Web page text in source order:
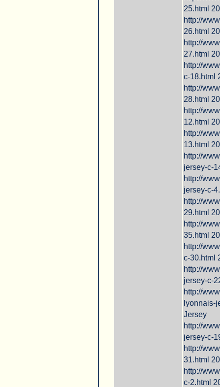
25.html
http://
26.html
http://
27.html
http://
c-18.html
http://
28.html
http://
12.html
http://
13.html
http://
jersey-c-
http://
jersey-c-
http://
29.html
http://
35.html
http://
c-30.html
http://
jersey-c-
http://
lyonnais-
Jersey
http://
jersey-c-
http://
31.html
http://
c-2.html